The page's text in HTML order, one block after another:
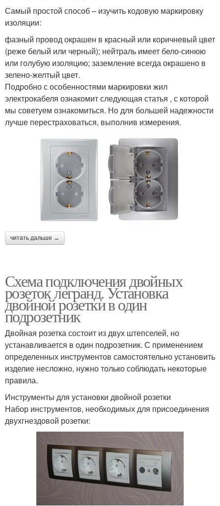
Самый простой способ – изучить кодовую маркировку
изоляции:
фазный провод окрашен в красный или коричневый цвет
(реже белый или черный); нейтраль имеет бело-синюю
или голубую изоляцию; заземление всегда окрашено в
зелено-желтый цвет.
Подробно с особенностями маркировки жил
электрокабеля ознакомит следующая статья , с которой
мы советуем ознакомиться. Но для большей надежности
лучше перестраховаться, выполнив измерения.
читать дальше →
Схема подключения двойных
розеток легранд. Установка
двойной розетки в один
подрозетник
Двойная розетка состоит из двух штепселей, но
устанавливается в один подрозетник. С применением
определенных инструментов самостоятельно установить
изделие несложно, нужно только соблюдать некоторые
правила.
Инструменты для установки двойной розетки
Набор инструментов, необходимых для присоединения
двухгнездовой розетки: